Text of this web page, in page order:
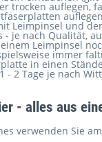
trocken auflegen,
auflegen
Leimpinsel und
- je nach Qualität,
Leimpinsel
immer
in einen
- 2 Tage je nach
- alles aus
verwenden Sie